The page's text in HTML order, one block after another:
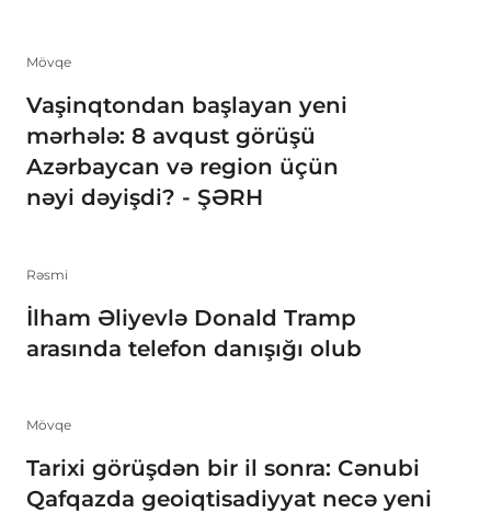
Mövqe
Vaşinqtondan başlayan yeni
mərhələ: 8 avqust görüşü
Azərbaycan və region üçün
nəyi dəyişdi? - ŞƏRH
Rəsmi
İlham Əliyevlə Donald Tramp
arasında telefon danışığı olub
Mövqe
Tarixi görüşdən bir il sonra: Cənubi
Qafqazda geoiqtisadiyyat necə yeni